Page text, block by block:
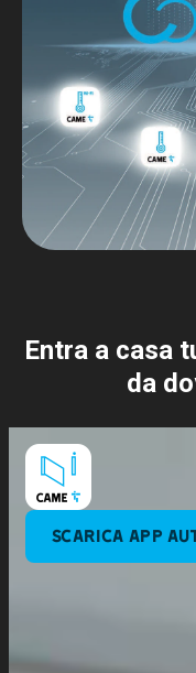
Entra a casa
da
SCARICA APP